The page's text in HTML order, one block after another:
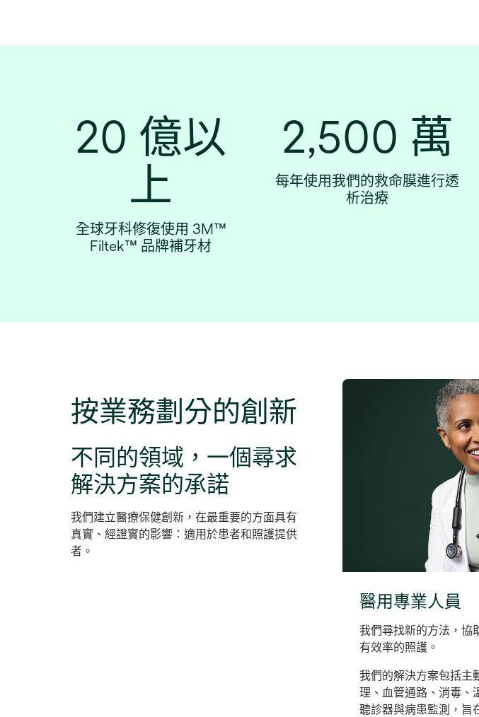
20 億以
上
全球牙科修復使用 3M™
Filtek™ 品牌補牙材
2,500 萬
每年使用我們的救命膜進行透
析治療
按業務劃分的創新
不同的領域，一個尋求
解決方案的承諾
我們建立醫療保健創新，在最重要的方面具有
真實、經證實的影響：適用於患者和照護提供
者。
醫用專業人員
我們尋找新的方法，協
有效率的照護。
我們的解決方案包括主
理、血管通路、消毒、
聽診器與病患監測，旨